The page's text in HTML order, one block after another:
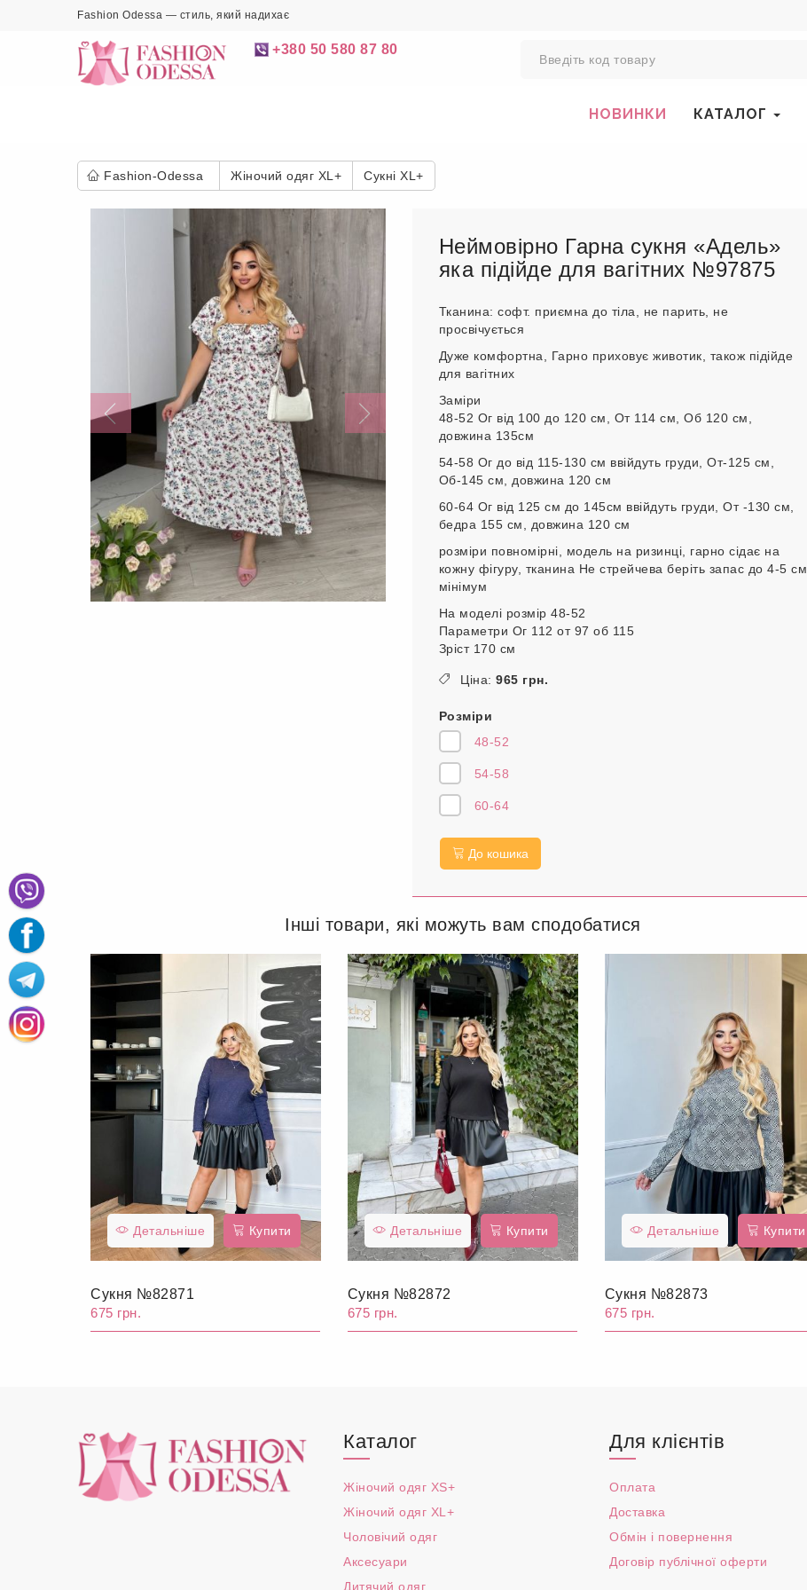
Fashion Odessa — стиль, який надихає
+380 50 580 87 80
НОВИНКИ КАТАЛОГ
Fashion-Odessa Жіночий одяг XL+ Сукні XL+
Неймовірно Гарна сукня «Адель»
яка підійде для вагітних №97875
Тканина: софт. приємна до тіла, не парить, не
просвічується
Дуже комфортна, Гарно приховує животик, також підійде
для вагітних
Заміри
48-52 Ог від 100 до 120 см, От 114 см, Об 120 см,
довжина 135см
54-58 Ог до від 115-130 см ввійдуть груди, От-125 см,
Об-145 см, довжина 120 см
60-64 Ог від 125 см до 145см ввійдуть груди, От -130 см,
бедра 155 см, довжина 120 см
розміри повномірні, модель на ризинці, гарно сідає на
кожну фігуру, тканина Не стрейчева беріть запас до 4-5 см
мінімум
На моделі розмір 48-52
Параметри Ог 112 от 97 об 115
Зріст 170 см
Ціна: 965 грн.
Розміри
48-52
54-58
60-64
До кошика
Інші товари, які можуть вам сподобатися
Детальніше Купити
Сукня №82871
675 грн.
Детальніше Купити
Сукня №82872
675 грн.
Детальніше Купити
Сукня №82873
675 грн.
Каталог
Жіночий одяг XS+
Жіночий одяг XL+
Чоловічий одяг
Аксесуари
Дитячий одяг
Для клієнтів
Оплата
Доставка
Обмін і повернення
Договір публічної оферти